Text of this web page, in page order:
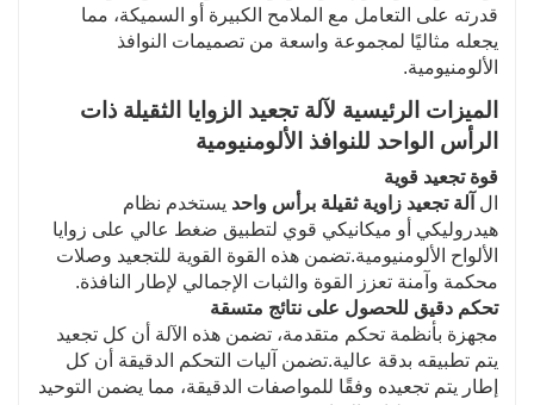
قدرته على التعامل مع الملامح الكبيرة أو السميكة، مما
يجعله مثاليًا لمجموعة واسعة من تصميمات النوافذ
الألومنيومية.
الميزات الرئيسية لآلة تجعيد الزوايا الثقيلة ذات
الرأس الواحد للنوافذ الألومنيومية
قوة تجعيد قوية
ال آلة تجعيد زاوية ثقيلة برأس واحد يستخدم نظام
هيدروليكي أو ميكانيكي قوي لتطبيق ضغط عالي على زوايا
الألواح الألومنيومية.تضمن هذه القوة القوية للتجعيد وصلات
محكمة وآمنة تعزز القوة والثبات الإجمالي لإطار النافذة.
تحكم دقيق للحصول على نتائج متسقة
مجهزة بأنظمة تحكم متقدمة، تضمن هذه الآلة أن كل تجعيد
يتم تطبيقه بدقة عالية.تضمن آليات التحكم الدقيقة أن كل
إطار يتم تجعيده وفقًا للمواصفات الدقيقة، مما يضمن التوحيد